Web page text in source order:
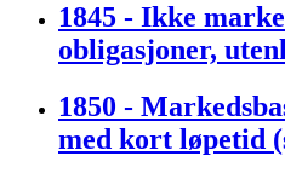
1845 - Ikke
obligasjoner,
1850 -
med kort løpetid